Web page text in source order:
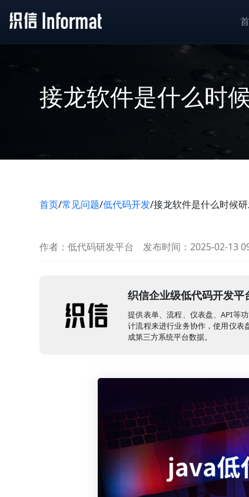
接龙软件是什么时
首页/常见问题/低代码开发/接龙软件是什么时候
作者：低代码研发平台 发布时间：2025-02-13
织信企业级低代码开发平
提供表单、流程、仪表盘、API等
计流程来进行业务协作，使用仪表
成第三方系统平台数据。